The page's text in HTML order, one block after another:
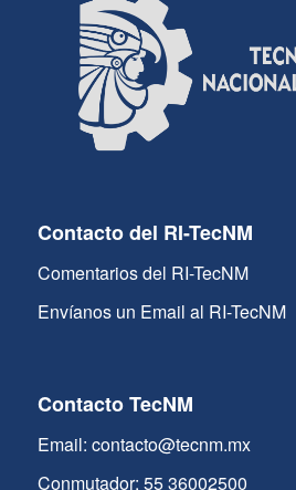
Contacto del RI-TecNM
Comentarios del RI-TecNM
Envíanos un Email al RI-TecNM
Contacto TecNM
Email: contacto@tecnm.mx
Conmutador: 55 36002500